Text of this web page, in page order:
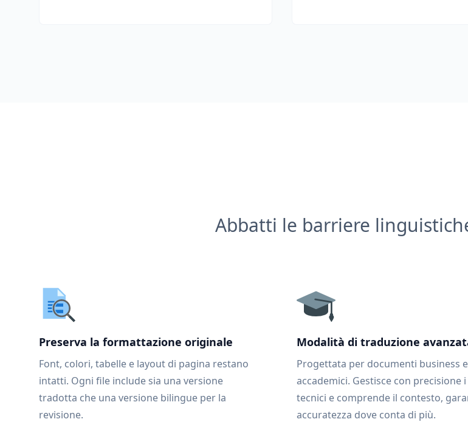
Abbatti le barriere
Preserva la formattazione originale
Font, colori, tabelle e layout di pagina restano
intatti. Ogni file include sia una versione
tradotta che una versione bilingue per la
revisione.
Modalità di traduzione
Progettata per documenti business e
accademici. Gestisce con precisione
tecnici e comprende il contesto,
accuratezza dove conta di più.